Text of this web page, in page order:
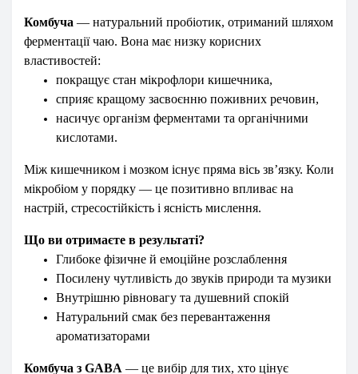
Комбуча — натуральний пробіотик, отриманий шляхом
ферментації чаю. Вона має низку корисних
властивостей:
покращує стан мікрофлори кишечника,
сприяє кращому засвоєнню поживних речовин,
насичує організм ферментами та органічними
кислотами.
Між кишечником і мозком існує пряма вісь зв’язку. Коли
мікробіом у порядку — це позитивно впливає на
настрій, стресостійкість і ясність мислення.
Що ви отримаєте в результаті?
Глибоке фізичне й емоційне розслаблення
Посилену чутливість до звуків природи та музики
Внутрішню рівновагу та душевний спокій
Натуральний смак без перевантаження
ароматизаторами
Комбуча з GABA — це вибір для тих, хто цінує